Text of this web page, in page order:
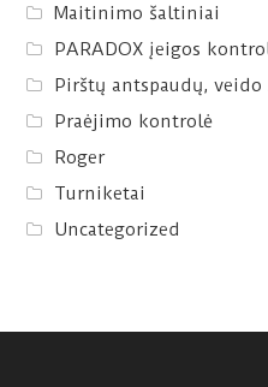
Maitinimo šaltiniai
PARADOX įeigos
Pirštų antspaudų,
Praėjimo kontrolė
Roger
Turniketai
Uncategorized